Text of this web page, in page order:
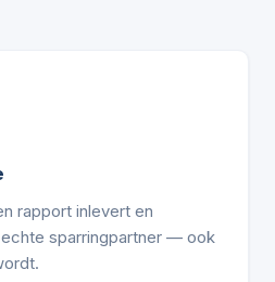
rapport inlevert en
sparringpartner — ook